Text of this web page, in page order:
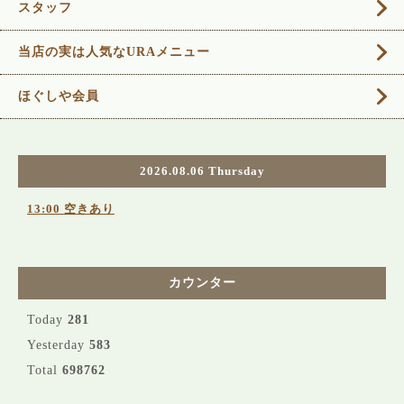
スタッフ
当店の実は人気なURAメニュー
ほぐしや会員
2026.08.06 Thursday
13:00 空きあり
カウンター
Today 281
Yesterday 583
Total 698762